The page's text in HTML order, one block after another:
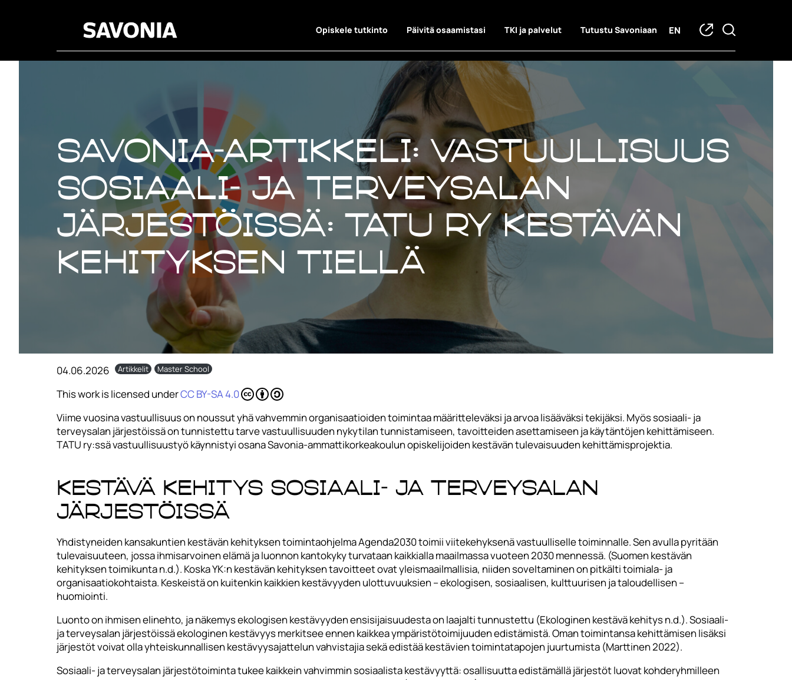
Opiskele tutkinto Päivitä osaamistasi TKI ja palvelut Tutustu Savoniaan EN
Savonia-artikkeli: Vastuullisuus
sosiaali- ja terveysalan
järjestöissä: TATU ry kestävän
kehityksen tiellä
04.06.2026 Artikkelit Master School
This work is licensed underCC BY-SA 4.0
Viime vuosina vastuullisuus on noussut yhä vahvemmin organisaatioiden toimintaa määritteleväksi ja arvoa lisääväksi tekijäksi. Myös sosiaali- ja
terveysalan järjestöissä on tunnistettu tarve vastuullisuuden nykytilan tunnistamiseen, tavoitteiden asettamiseen ja käytäntöjen kehittämiseen.
TATU ry:ssä vastuullisuustyö käynnistyi osana Savonia-ammattikorkeakoulun opiskelijoiden kestävän tulevaisuuden kehittämisprojektia.
Kestävä kehitys sosiaali- ja terveysalan
järjestöissä
Yhdistyneiden kansakuntien kestävän kehityksen toimintaohjelma Agenda2030 toimii viitekehyksenä vastuulliselle toiminnalle. Sen avulla pyritään
tulevaisuuteen, jossa ihmisarvoinen elämä ja luonnon kantokyky turvataan kaikkialla maailmassa vuoteen 2030 mennessä. (Suomen kestävän
kehityksen toimikunta n.d.). Koska YK:n kestävän kehityksen tavoitteet ovat yleismaailmallisia, niiden soveltaminen on pitkälti toimiala- ja
organisaatiokohtaista. Keskeistä on kuitenkin kaikkien kestävyyden ulottuvuuksien – ekologisen, sosiaalisen, kulttuurisen ja taloudellisen –
huomiointi.
Luonto on ihmisen elinehto, ja näkemys ekologisen kestävyyden ensisijaisuudesta on laajalti tunnustettu (Ekologinen kestävä kehitys n.d.). Sosiaali-
ja terveysalan järjestöissä ekologinen kestävyys merkitsee ennen kaikkea ympäristötoimijuuden edistämistä. Oman toimintansa kehittämisen lisäksi
järjestöt voivat olla yhteiskunnallisen kestävyysajattelun vahvistajia sekä edistää kestävien toimintatapojen juurtumista (Marttinen 2022).
Sosiaali- ja terveysalan järjestötoiminta tukee kaikkein vahvimmin sosiaalista kestävyyttä: osallisuutta edistämällä järjestöt luovat kohderyhmilleen